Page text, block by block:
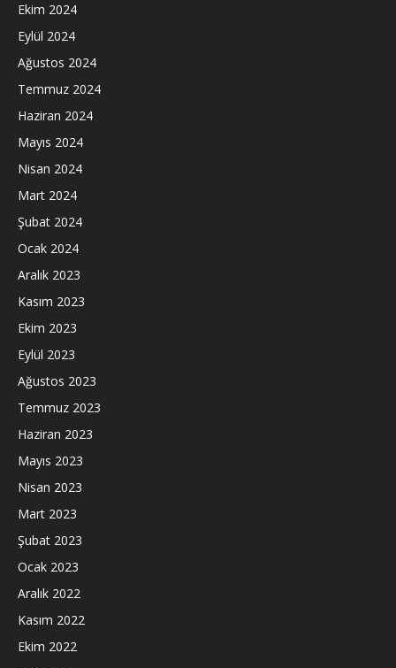
Ekim 2024
Eylül 2024
Ağustos 2024
Temmuz 2024
Haziran 2024
Mayıs 2024
Nisan 2024
Mart 2024
Şubat 2024
Ocak 2024
Aralık 2023
Kasım 2023
Ekim 2023
Eylül 2023
Ağustos 2023
Temmuz 2023
Haziran 2023
Mayıs 2023
Nisan 2023
Mart 2023
Şubat 2023
Ocak 2023
Aralık 2022
Kasım 2022
Ekim 2022